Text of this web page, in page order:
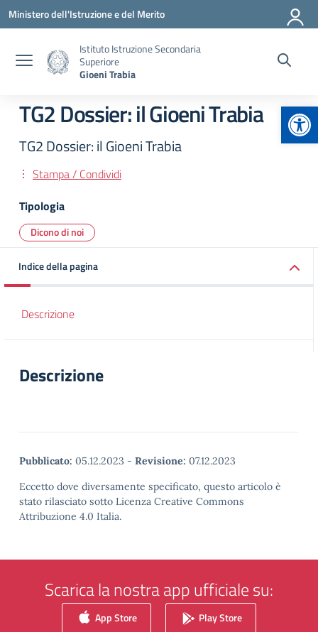
Vai ai contenuti
Vai al menu di navigazione
Vai al footer
Ministero dell'Istruzione e del Merito
Istituto Istruzione Secondaria
Superiore
Gioeni Trabia
TG2 Dossier: il Gioeni Trabia
TG2 Dossier: il Gioeni Trabia
Stampa / Condividi
Tipologia
Dicono di noi
Indice della pagina
Descrizione
Descrizione
Pubblicato: 05.12.2023 - Revisione: 07.12.2023
Eccetto dove diversamente specificato, questo articolo è
stato rilasciato sotto Licenza Creative Commons
Attribuzione 4.0 Italia.
Scarica la nostra app ufficiale su:
App Store Play Store